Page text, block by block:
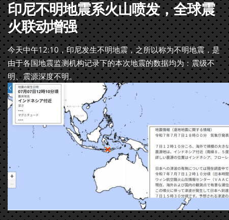
印尼不明地震系火山喷发，全球震
火联动增强
今天中午12:10，印尼发生不明地震，之所以称为不明地震，是
由于各国地震监测机构记录下的本次地震的数据均为：震级不
明、震源深度不明。